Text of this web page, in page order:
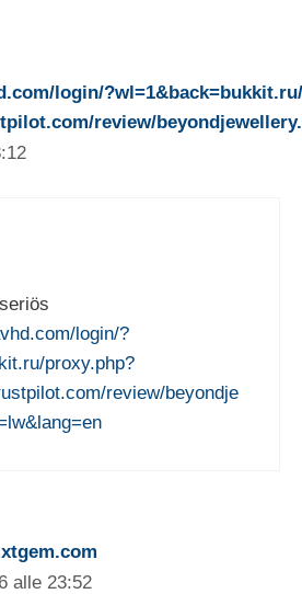
login/
review/
login/?
proxy.php?
review/beyondje
alle 23:52